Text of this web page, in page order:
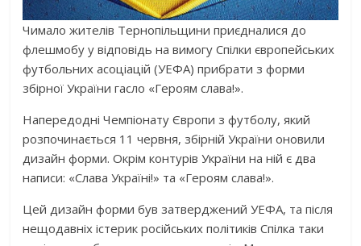
Чимало жителів Тернопільщини приєдналися до
флешмобу у відповідь на вимогу Спілки європейських
футбольних асоціацій (УЕФА) прибрати з форми
збірної України гасло «Героям слава!».
Напередодні Чемпіонату Європи з футболу, який
розпочинається 11 червня, збірній України оновили
дизайн форми. Окрім контурів України на ній є два
написи: «Слава Україні!» та «Героям слава!».
Цей дизайн форми був затверджений УЕФА, та після
нещодавніх істерик російських політиків Спілка таки